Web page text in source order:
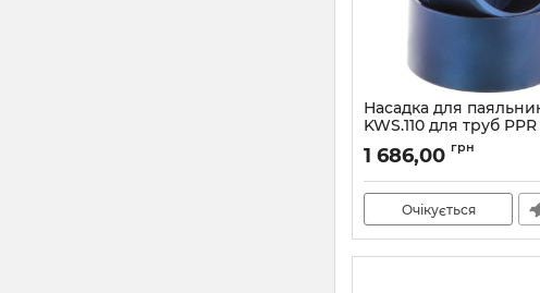
Насадка для
KWS.110 для труб PPR
Артикул: KA0019
1 686,00 грн
Очікується